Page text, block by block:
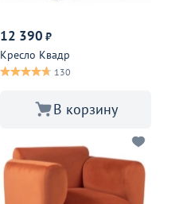
12 390 ₽
Кресло Квадр
130
В корзину